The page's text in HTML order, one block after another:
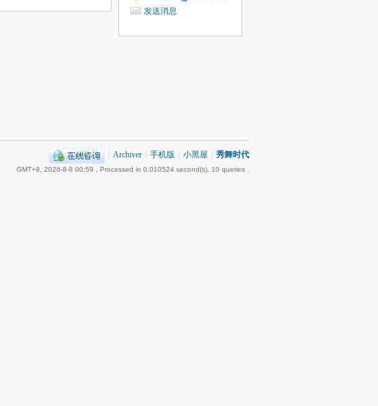
发送消息
Archiver 手机版 小黑屋 秀舞时代
GMT+8, 2026-8-8 00:59 , Processed in 0.010524 second(s), 10 queries .